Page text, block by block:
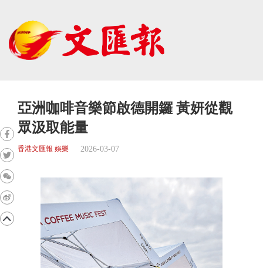
亞洲咖啡音樂節啟德開鑼 黃妍從觀
眾汲取能量
香港文匯報 娛樂 2026-03-07